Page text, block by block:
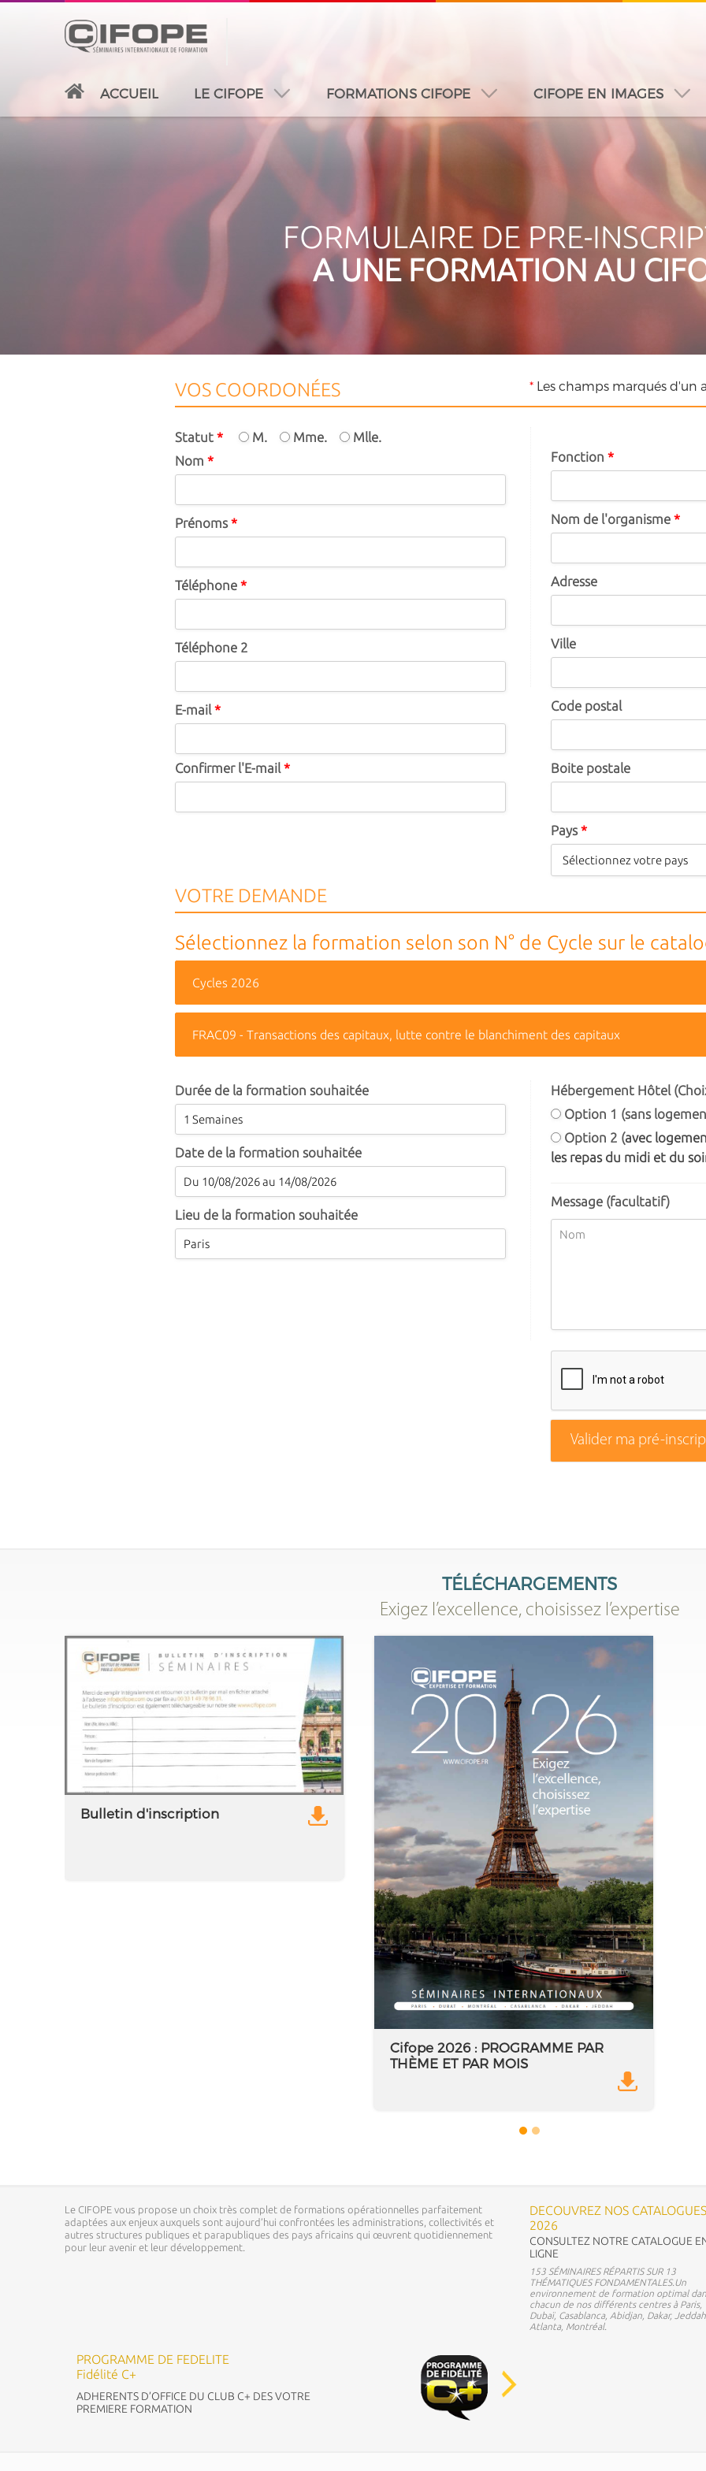
PARIS ABIDJAN ATLANTA CASABLANCA DUBAÏ DAKAR JEDDAH MONTREAL
ACCUEIL LE CIFOPE FORMATIONS CIFOPE CIFOPE EN IMAGES
FORMULAIRE DE PRE-
A UNE FORMATION AU
VOS COORDONÉES * Les champs marqués d'un
Statut * M. Mme.
Mlle.
Nom *
Prénoms*
Téléphone *
Téléphone 2
E-mail*
Confirmer l'E-mail*
Fonction *
Nom de l'organisme *
Adresse
Ville
Code postal
Boite postale
Pays*
VOTRE DEMANDE
Sélectionnez la formation selon son N° de Cycle sur le
Durée de la formation souhaitée
Date de la formation souhaitée
Lieu de la formation souhaitée
Hébergement Hôtel
Option 1 (sans
Option 2 (avec
les repas du midi et du
Message (facultatif)
Valider ma pré-
TÉLÉCHARGEMENTS
Exigez l’excellence, choisissez l’expertise
Bulletin d'inscription
Cifope 2026 : PROGRAMME PAR
THÈME ET PAR MOIS
Le CIFOPE vous propose un choix très complet de formations opérationnelles parfaitement
adaptées aux enjeux auxquels sont aujourd’hui confrontées les administrations, collectivités et
autres structures publiques et parapubliques des pays africains qui œuvrent quotidiennement
pour leur avenir et leur développement.
DECOUVREZ NOS CATALOGUES
2026
CONSULTEZ NOTRE CATALOGUE
LIGNE
153 SÉMINAIRES RÉPARTIS SUR 13
THÉMATIQUES FONDAMENTALES.Un
environnement de formation optimal
chacun de nos différents centres à Paris,
Dubaï, Casablanca, Abidjan, Dakar, Jeddah,
Atlanta, Montréal.
PROGRAMME DE FEDELITE
Fidélité C+
ADHERENTS D’OFFICE DU CLUB C+ DES VOTRE
PREMIERE FORMATION